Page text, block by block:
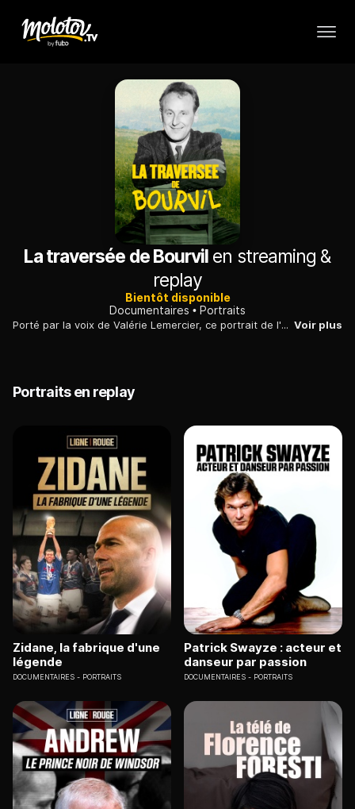
La traversée de Bourvil en streaming &
replay
Bientôt disponible
Documentaires
Portraits
Porté par la voix de Valérie Lemercier, ce portrait de l'artiste permet de retrouver ses plus belles chansons, des "Crayons" à "La Tendresse", et les moments forts de sa filmographie, des scènes cultes de "La Traversée de Paris", du "Corniaud" et de "La Grande Vadrouille" au "Cercle rouge"... Voir plus
Portraits en replay
Zidane, la fabrique d'une
légende
DOCUMENTAIRES PORTRAITS
Patrick Swayze : acteur et
danseur par passion
DOCUMENTAIRES PORTRAITS